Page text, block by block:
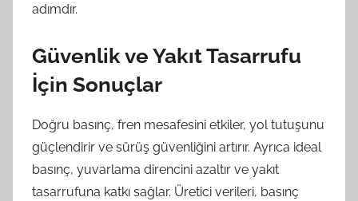
adımdır.
Güvenlik ve Yakıt Tasarrufu
İçin Sonuçlar
Doğru basınç, fren mesafesini etkiler, yol tutuşunu
güçlendirir ve sürüş güvenliğini artırır. Ayrıca ideal
basınç, yuvarlama direncini azaltır ve yakıt
tasarrufuna katkı sağlar. Üretici verileri, basınç